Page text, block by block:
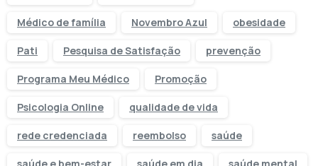
Médico de família Novembro Azul obesidade
Pati Pesquisa de Satisfação prevenção
Programa Meu Médico Promoção
Psicologia Online qualidade de vida
rede credenciada reembolso saúde